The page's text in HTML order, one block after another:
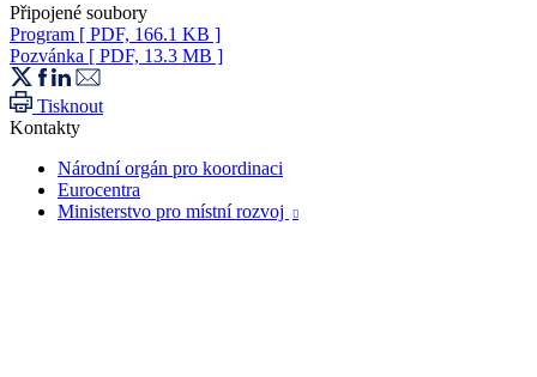
Připojené soubory
Program [ PDF, 166.1 KB ]
Pozvánka [ PDF, 13.3 MB ]
Tisknout
Kontakty
Národní orgán pro koordinaci
Eurocentra
Ministerstvo pro místní rozvoj
